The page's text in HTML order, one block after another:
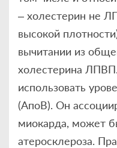
– холестерин не
высокой
вычитании из
холестерина
использовать
(АпоВ). Он
миокарда, может
атеросклероза.